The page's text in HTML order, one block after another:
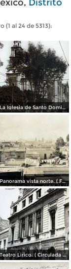
Distrito
al 24 de 5313):
La Iglesia de Santo Domingo.
Panorama vista norte. ( Fechada el 20 de Junio de 1905 ).
Teatro Lirico. ( Circulada el 1 de Agosto de 1926 ).